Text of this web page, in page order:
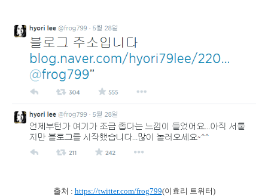
출처 : https://twitter.com/frog799(이효리 트위터)